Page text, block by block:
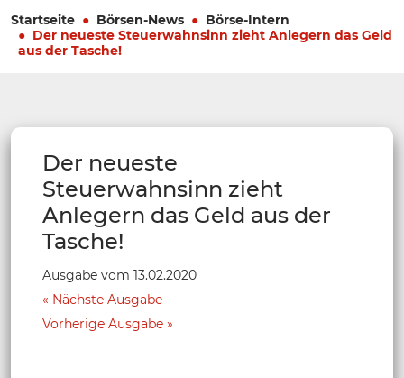
Startseite Börsen-News
Börse-Intern
Der neueste Steuerwahnsinn zieht Anlegern das Geld
aus der Tasche!
Der neueste
Steuerwahnsinn zieht
Anlegern das Geld aus der
Tasche!
Ausgabe vom 13.02.2020
Nächste Ausgabe
Vorherige Ausgabe